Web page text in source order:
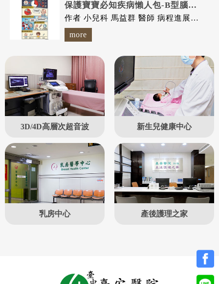
保護寶寶必知疾病懶人包-B型腦膜炎雙球菌
作者 小兒科 馬益群 醫師 病程進展快，可能造成腦部永久性...
more
3D/4D高層次超音波 新生兒健康中心
乳房中心 產後護理之家